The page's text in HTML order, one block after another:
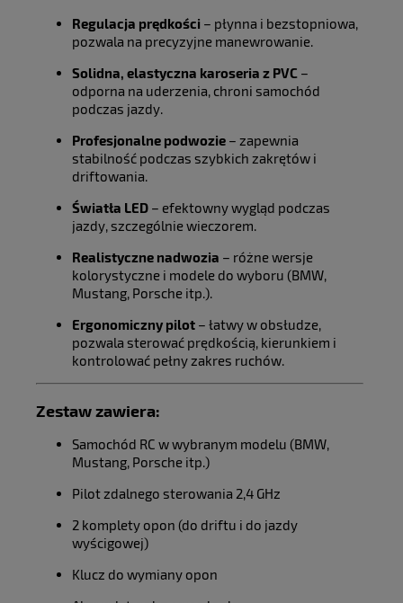
Regulacja prędkości – płynna i bezstopniowa,
pozwala na precyzyjne manewrowanie.
Solidna, elastyczna karoseria z PVC –
odporna na uderzenia, chroni samochód
podczas jazdy.
Profesjonalne podwozie – zapewnia
stabilność podczas szybkich zakrętów i
driftowania.
Światła LED – efektowny wygląd podczas
jazdy, szczególnie wieczorem.
Realistyczne nadwozia – różne wersje
kolorystyczne i modele do wyboru (BMW,
Mustang, Porsche itp.).
Ergonomiczny pilot – łatwy w obsłudze,
pozwala sterować prędkością, kierunkiem i
kontrolować pełny zakres ruchów.
Zestaw zawiera:
Samochód RC w wybranym modelu (BMW,
Mustang, Porsche itp.)
Pilot zdalnego sterowania 2,4 GHz
2 komplety opon (do driftu i do jazdy
wyścigowej)
Klucz do wymiany opon